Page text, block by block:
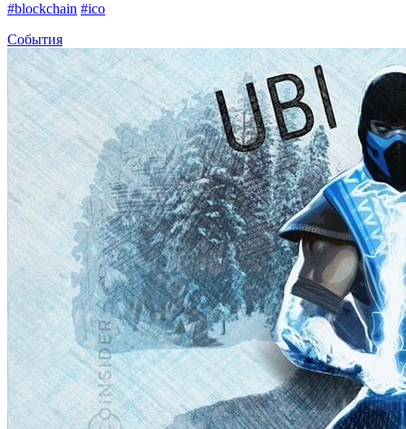
#blockchain #ico
События